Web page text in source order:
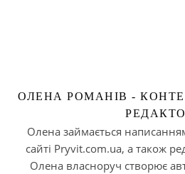
ОЛЕНА РОМАНІВ -
Олена займається
сайті Pryvit.com.ua, а також
Олена власноруч створює